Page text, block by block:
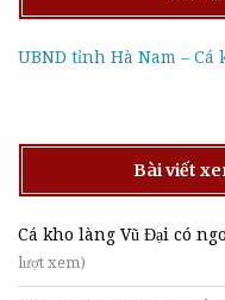
UBND tỉnh Hà Nam – Cá
Bài viết
Cá kho làng Vũ Đại có
lượt xem)